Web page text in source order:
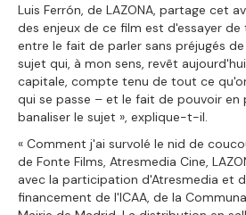
Luis Ferrón, de LAZONA, partage cet
des enjeux de ce film est d'essayer
entre le fait de parler sans préjugés
sujet qui, à mon sens, revêt
capitale, compte tenu de tout ce
qui se passe – et le fait de pouvoir en
banaliser le sujet », explique-t-il.
« Comment j'ai survolé le nid de
de Fonte Films, Atresmedia Cine,
avec la participation d'Atresmedia et
financement de l'ICAA, de la